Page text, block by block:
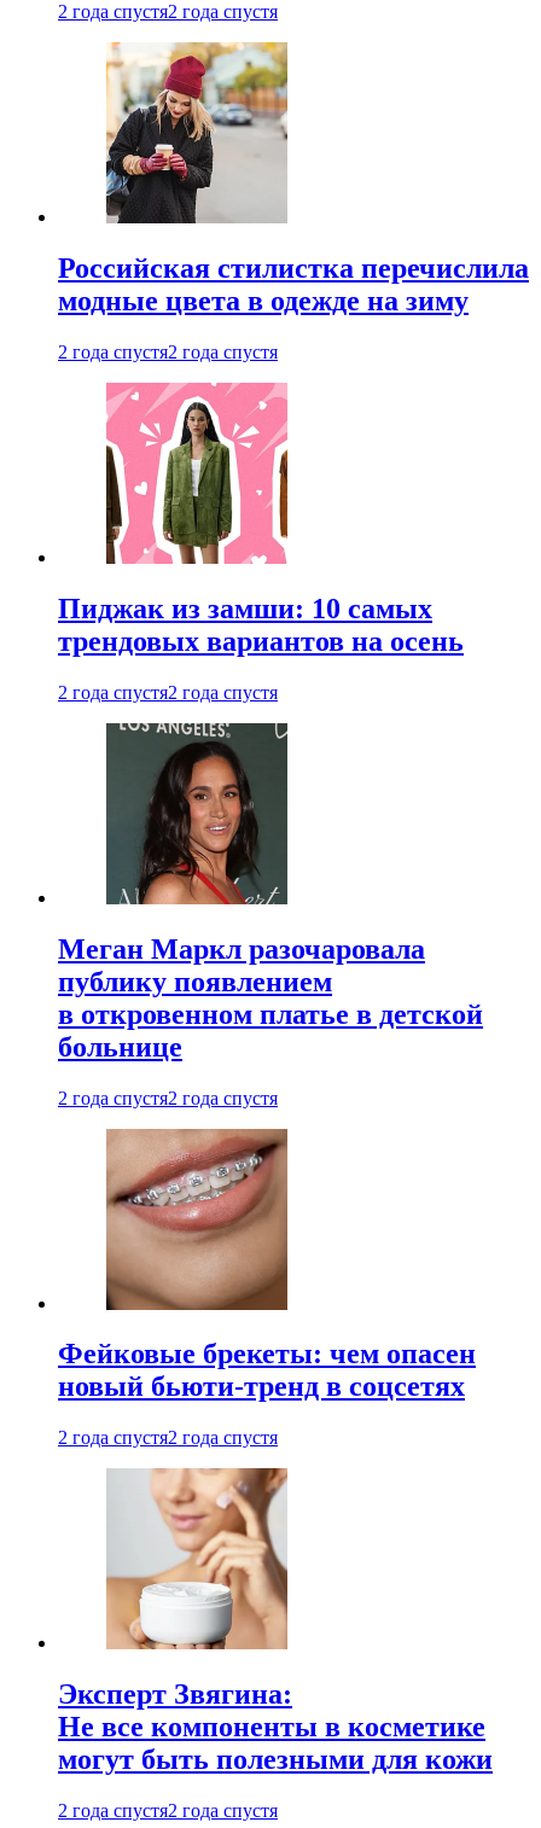
2 года спустя2 года спустя
Российская стилистка перечислила
модные цвета в одежде на зиму
2 года спустя2 года спустя
Пиджак из замши: 10 самых
трендовых вариантов на осень
2 года спустя2 года спустя
Меган Маркл разочаровала
публику появлением
в откровенном платье в детской
больнице
2 года спустя2 года спустя
Фейковые брекеты: чем опасен
новый бьюти-тренд в соцсетях
2 года спустя2 года спустя
Эксперт Звягина:
Не все компоненты в косметике
могут быть полезными для кожи
2 года спустя2 года спустя